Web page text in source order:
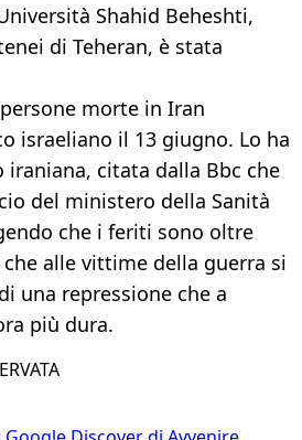
Shahid Beheshti,
di Teheran, è stata
morte in Iran
israeliano il 13 giugno. Lo ha
citata dalla Bbc che
del ministero della Sanità
che i feriti sono oltre
alle vittime della guerra si
una repressione che a
più dura.